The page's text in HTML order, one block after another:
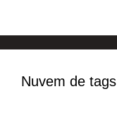
Nuvem de tags